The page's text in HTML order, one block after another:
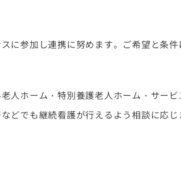
に参加し連携に努めます。ご希望と条
人ホーム・特別養護老人ホーム・サー
どでも継続看護が行えるよう相談に応じ